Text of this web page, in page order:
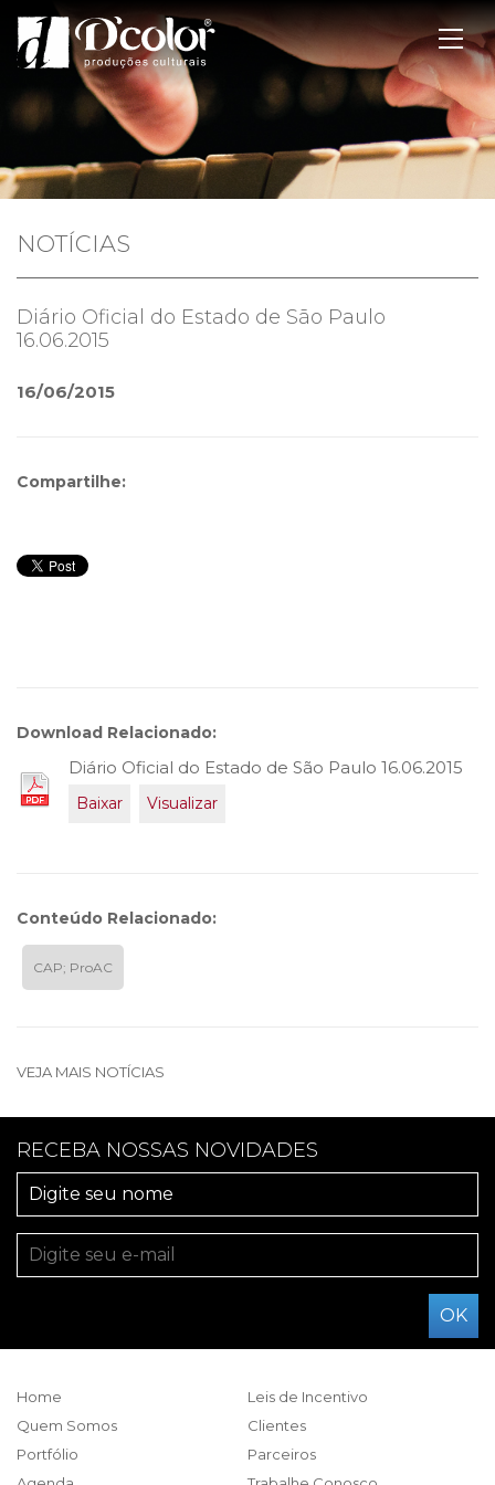
NOTÍCIAS
Diário Oficial do Estado de São Paulo
16.06.2015
16/06/2015
Compartilhe:
Download Relacionado:
Diário Oficial do Estado de São Paulo 16.06.2015
Baixar Visualizar
Conteúdo Relacionado:
CAP; ProAC
VEJA MAIS NOTÍCIAS
RECEBA NOSSAS NOVIDADES
Home
Quem Somos
Portfólio
Leis de Incentivo
Clientes
Parceiros